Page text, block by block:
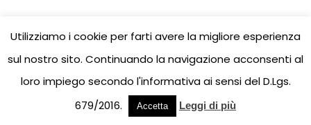
Utilizziamo i cookie per farti avere la migliore esperienza
sul nostro sito. Continuando la navigazione acconsenti al
loro impiego secondo l'informativa ai sensi del D.Lgs.
679/2016.
Accetta Leggi di più